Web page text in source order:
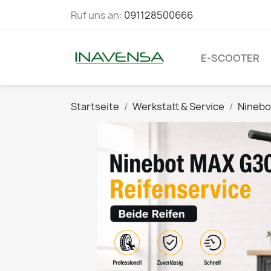
Ruf uns an: 091128500666
E-SCOOTER
Startseite Werkstatt & Service